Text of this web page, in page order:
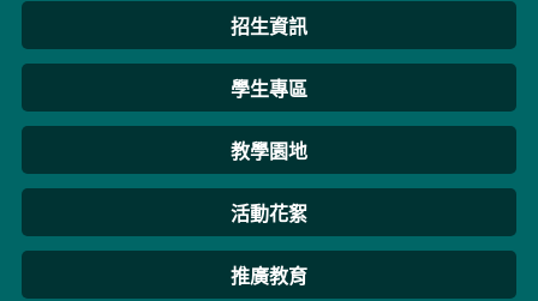
招生資訊
學生專區
教學園地
活動花絮
推廣教育